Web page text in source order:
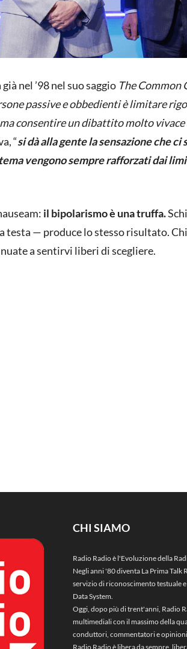
nel ’98 nel suo saggio The Common
passive e obbedienti è limitare
consentire un dibattito molto
“si dà alla gente la sensazione che
vengono sempre rafforzati dai
il bipolarismo è una truffa.
testa — produce lo stesso risultato.
a sentirvi liberi di scegliere.
CHI SIAMO
Radio Radio è l'Evoluzione della
Negli anni '80 diventa La Prima Talk
servizio di riconoscimento testuale
Data System.
Oggi, dopo più di trent'anni, Radio
multimediali con il massimo della
conduttori, commentatori e
Radio Radio è libera da sempre,